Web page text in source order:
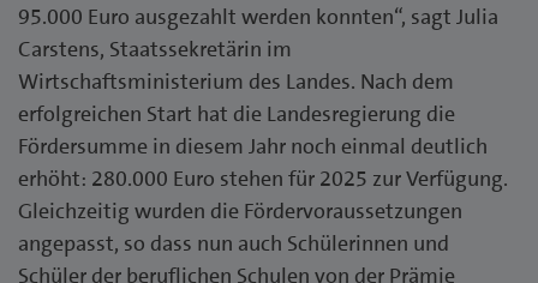
95.000 Euro ausgezahlt werden konnten“, sagt Julia
Carstens, Staatssekretärin im
Wirtschaftsministerium des Landes. Nach dem
erfolgreichen Start hat die Landesregierung die
Fördersumme in diesem Jahr noch einmal deutlich
erhöht: 280.000 Euro stehen für 2025 zur Verfügung.
Gleichzeitig wurden die Fördervoraussetzungen
angepasst, so dass nun auch Schülerinnen und
Schüler der beruflichen Schulen von der Prämie